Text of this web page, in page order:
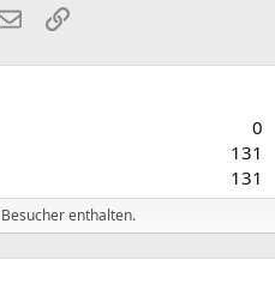
t
v
i
m
m
E-MailLink
0
131
131
enthalten.